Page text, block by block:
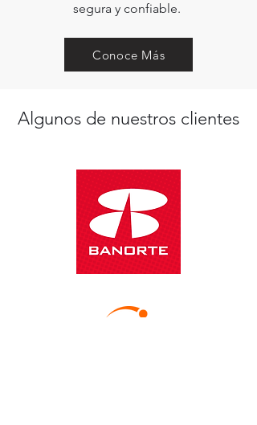
segura y confiable.
Conoce Más
Algunos de nuestros clientes